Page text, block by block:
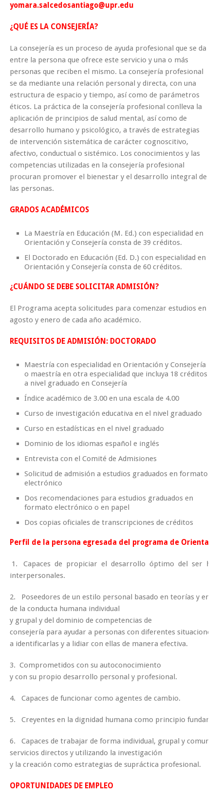
yomara.salcedosantiago@upr.edu
¿QUÉ ES LA CONSEJERÍA?
La consejería es un proceso de ayuda profesional que se da
entre la persona que ofrece este servicio y una o más
personas que reciben el mismo. La consejería profesional
se da mediante una relación personal y directa, con una
estructura de espacio y tiempo, así como de parámetros
éticos. La práctica de la consejería profesional conlleva la
aplicación de principios de salud mental, así como de
desarrollo humano y psicológico, a través de estrategias
de intervención sistemática de carácter cognoscitivo,
afectivo, conductual o sistémico. Los conocimientos y las
competencias utilizadas en la consejería profesional
procuran promover el bienestar y el desarrollo integral de
las personas.
GRADOS ACADÉMICOS
La Maestría en Educación (M. Ed.) con especialidad en
Orientación y Consejería consta de 39 créditos.
El Doctorado en Educación (Ed. D.) con especialidad en
Orientación y Consejería consta de 60 créditos.
¿CUÁNDO SE DEBE SOLICITAR ADMISIÓN?
El Programa acepta solicitudes para comenzar estudios en
agosto y enero de cada año académico.
REQUISITOS DE ADMISIÓN: DOCTORADO
Maestría con especialidad en Orientación y Consejería
o maestría en otra especialidad que incluya 18 créditos
a nivel graduado en Consejería
Índice académico de 3.00 en una escala de 4.00
Curso de investigación educativa en el nivel graduado
Curso en estadísticas en el nivel graduado
Dominio de los idiomas español e inglés
Entrevista con el Comité de Admisiones
Solicitud de admisión a estudios graduados en formato
electrónico
Dos recomendaciones para estudios graduados en
formato electrónico o en papel
Dos copias oficiales de transcripciones de créditos
Perfil de la persona egresada del programa de
1. Capaces de propiciar el desarrollo óptimo del ser
interpersonales.
2. Poseedores de un estilo personal basado en teorías y en
de la conducta humana individual
y grupal y del dominio de competencias de
consejería para ayudar a personas con diferentes situaciones
a identificarlas y a lidiar con ellas de manera efectiva.
3. Comprometidos con su autoconocimiento
y con su propio desarrollo personal y profesional.
4. Capaces de funcionar como agentes de cambio.
5. Creyentes en la dignidad humana como principio
6. Capaces de trabajar de forma individual, grupal y
servicios directos y utilizando la investigación
y la creación como estrategias de supráctica profesional.
OPORTUNIDADES DE EMPLEO